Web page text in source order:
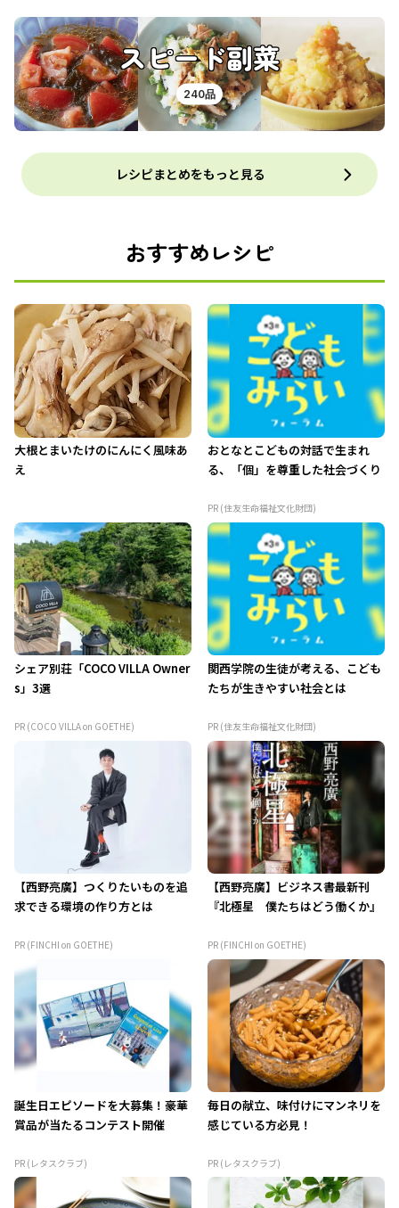
スピード副菜
240品
レシピまとめをもっと見る
おすすめレシピ
大根とまいたけのにんにく風味あ
え
おとなとこどもの対話で生まれ
る、「個」を尊重した社会づくり
PR (住友生命福祉文化財団)
シェア別荘「COCO VILLA Owner
s」3選
PR (COCO VILLA on GOETHE)
関西学院の生徒が考える、こども
たちが生きやすい社会とは
PR (住友生命福祉文化財団)
【西野亮廣】つくりたいものを追
求できる環境の作り方とは
PR (FINCHI on GOETHE)
【西野亮廣】ビジネス書最新刊
『北極星 僕たちはどう働くか』
PR (FINCHI on GOETHE)
誕生日エピソードを大募集！豪華
賞品が当たるコンテスト開催
PR (レタスクラブ)
毎日の献立、味付けにマンネリを
感じている方必見！
PR (レタスクラブ)